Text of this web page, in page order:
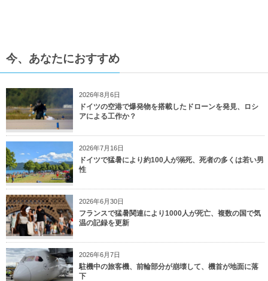
今、あなたにおすすめ
2026年8月6日
ドイツの空港で爆発物を搭載したドローンを発見、ロシ
アによる工作か？
2026年7月16日
ドイツで猛暑により約100人が溺死、死者の多くは若い男
性
2026年6月30日
フランスで猛暑関連により1000人が死亡、複数の国で気
温の記録を更新
2026年6月7日
駐機中の旅客機、前輪部分が崩壊して、機首が地面に落
下